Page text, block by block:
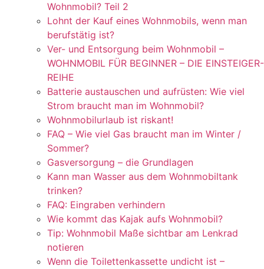
Wohnmobil? Teil 2
Lohnt der Kauf eines Wohnmobils, wenn man
berufstätig ist?
Ver- und Entsorgung beim Wohnmobil –
WOHNMOBIL FÜR BEGINNER – DIE EINSTEIGER-
REIHE
Batterie austauschen und aufrüsten: Wie viel
Strom braucht man im Wohnmobil?
Wohnmobilurlaub ist riskant!
FAQ – Wie viel Gas braucht man im Winter /
Sommer?
Gasversorgung – die Grundlagen
Kann man Wasser aus dem Wohnmobiltank
trinken?
FAQ: Eingraben verhindern
Wie kommt das Kajak aufs Wohnmobil?
Tip: Wohnmobil Maße sichtbar am Lenkrad
notieren
Wenn die Toilettenkassette undicht ist –